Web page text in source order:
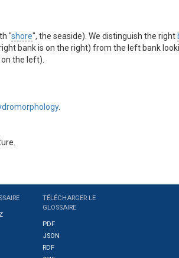
"shore", the seaside). We distinguish the right
bank is on the right) from the left bank
the left).
.
TÉLÉCHARGER LE
GLOSSAIRE
PDF
JSON
RDF